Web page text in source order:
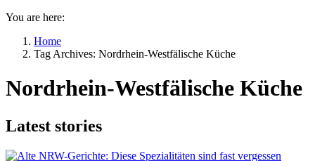
You are here:
Home
Tag Archives: Nordrhein-Westfälische Küche
Nordrhein-Westfälische Küche
Latest stories